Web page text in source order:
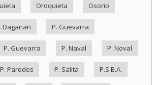
Oroquieta Osorio
Daganan P. Guevarra
P. Guevarra P. Naval P. Noval
P. Paredes P. Salita P.S.B.A.